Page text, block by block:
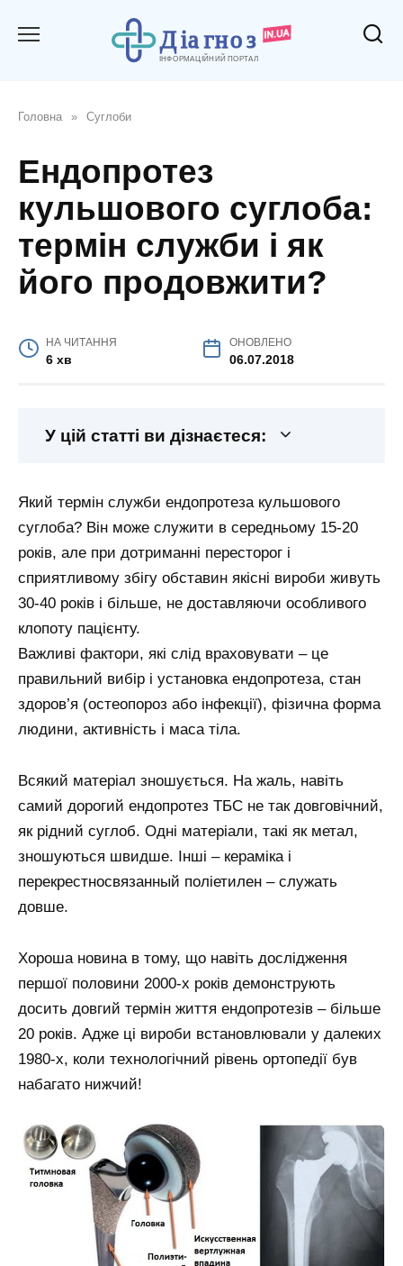
Головна » Суглоби
Ендопротез
кульшового суглоба:
термін служби і як
його продовжити?
НА ЧИТАННЯ
6 хв
ОНОВЛЕНО
06.07.2018
У цій статті ви дізнаєтеся:
Який термін служби ендопротеза кульшового
суглоба? Він може служити в середньому 15-20
років, але при дотриманні пересторог і
сприятливому збігу обставин якісні вироби живуть
30-40 років і більше, не доставляючи особливого
клопоту пацієнту.
Важливі фактори, які слід враховувати – це
правильний вибір і установка ендопротеза, стан
здоров’я (остеопороз або інфекції), фізична форма
людини, активність і маса тіла.
Всякий матеріал зношується. На жаль, навіть
самий дорогий ендопротез ТБС не так довговічний,
як рідний суглоб. Одні матеріали, такі як метал,
зношуються швидше. Інші – кераміка і
перекрестносвязанный поліетилен – служать
довше.
Хороша новина в тому, що навіть дослідження
першої половини 2000-х років демонструють
досить довгий термін життя ендопротезів – більше
20 років. Адже ці вироби встановлювали у далеких
1980-х, коли технологічний рівень ортопедії був
набагато нижчий!